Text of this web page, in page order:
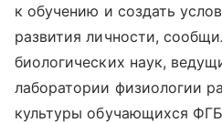
к обучению и создать
развития личности,
биологических наук,
лаборатории физиологии
культуры обучающихся